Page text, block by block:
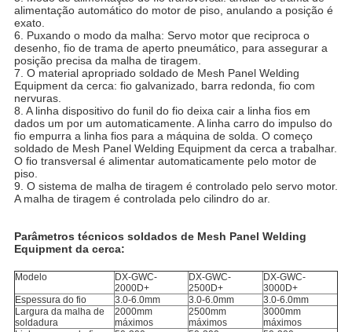
alimentação automático do motor de piso, anulando a posição é
exato.
6. Puxando o modo da malha: Servo motor que reciproca o
desenho, fio de trama de aperto pneumático, para assegurar a
posição precisa da malha de tiragem.
7. O material apropriado soldado de Mesh Panel Welding
Equipment da cerca: fio galvanizado, barra redonda, fio com
nervuras.
8. A linha dispositivo do funil do fio deixa cair a linha fios em
dados um por um automaticamente. A linha carro do impulso do
fio empurra a linha fios para a máquina de solda. O começo
soldado de Mesh Panel Welding Equipment da cerca a trabalhar.
O fio transversal é alimentar automaticamente pelo motor de
piso.
9. O sistema de malha de tiragem é controlado pelo servo motor.
A malha de tiragem é controlada pelo cilindro do ar.
Parâmetros técnicos soldados de Mesh Panel Welding
Equipment da cerca:
Modelo
DX-GWC-
2000D+
DX-GWC-
2500D+
DX-GWC-
3000D+
Espessura do fio
3.0-6.0mm 3.0-6.0mm
3.0-6.0mm
Largura da malha de
soldadura
2000mm
máximos
2500mm
máximos
3000mm
máximos